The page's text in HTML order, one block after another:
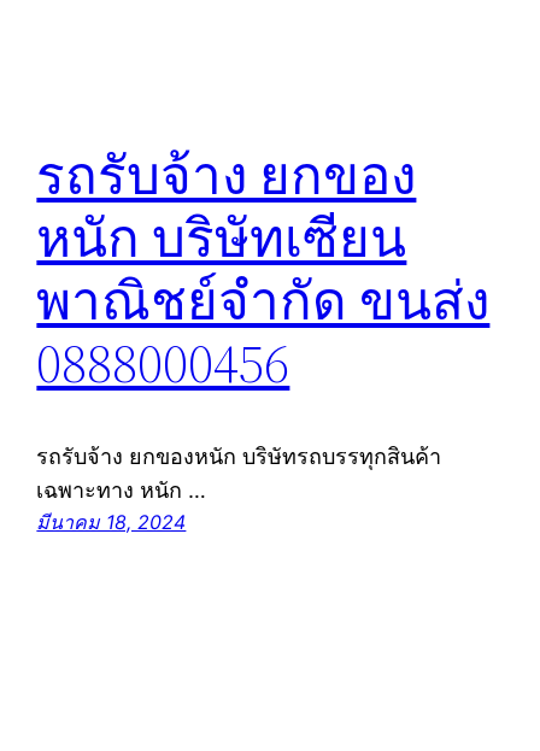
รถรับจ้าง ยกของ
หนัก บริษัทเซียน
พาณิชย์จำกัด ขนส่ง
0888000456
รถรับจ้าง ยกของหนัก บริษัทรถบรรทุกสินค้า
เฉพาะทาง หนัก …
มีนาคม 18, 2024